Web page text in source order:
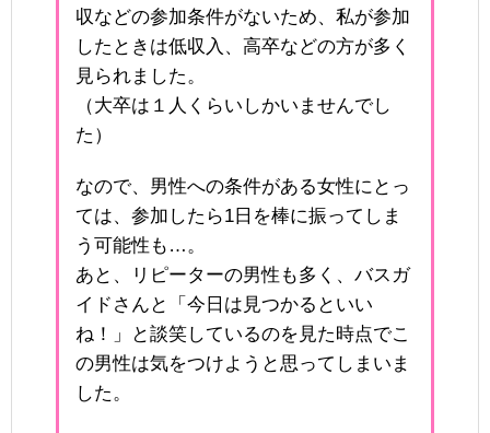
収などの参加条件がないため、私が参加
したときは低収入、高卒などの方が多く
見られました。
（大卒は１人くらいしかいませんでし
た）
なので、男性への条件がある女性にとっ
ては、参加したら1日を棒に振ってしま
う可能性も…。
あと、リピーターの男性も多く、バスガ
イドさんと「今日は見つかるといい
ね！」と談笑しているのを見た時点でこ
の男性は気をつけようと思ってしまいま
した。